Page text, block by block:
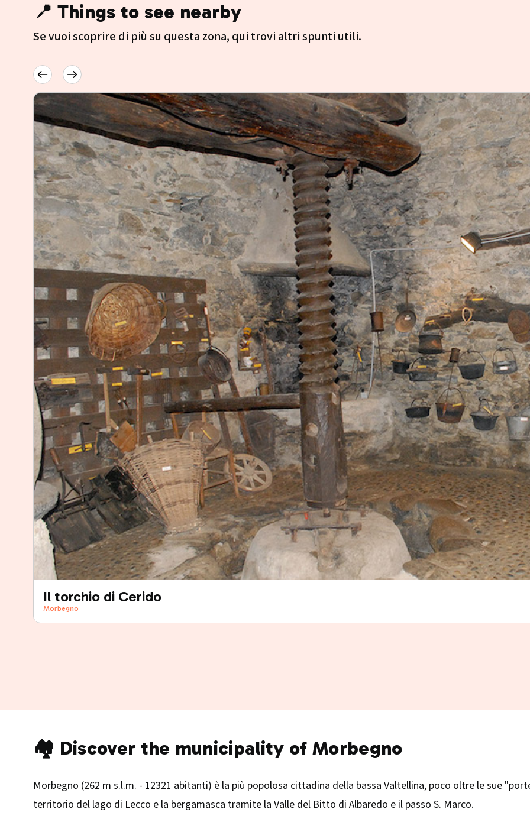
📍 Things to see nearby
Se vuoi scoprire di più su questa zona, qui trovi altri spunti utili.
Il torchio di Cerido
Morbegno
🏘️ Discover the municipality of Morbegno
Morbegno (262 m s.l.m. - 12321 abitanti) è la più popolosa cittadina della bassa Valtellina, poco oltre le sue
territorio del lago di Lecco e la bergamasca tramite la Valle del Bitto di Albaredo e il passo S. Marco.